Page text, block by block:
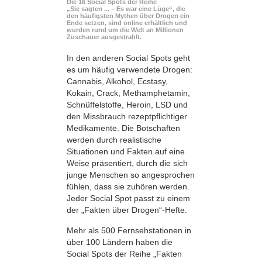
Die 16 Social Spots der Reihe
„Sie sagten ... – Es war eine Lüge“, die
den häufigsten Mythen über Drogen ein
Ende setzen, sind online erhältlich und
wurden rund um die Welt an Millionen
Zuschauer ausgestrahlt.
In den anderen Social Spots geht
es um häufig verwendete Drogen:
Cannabis, Alkohol, Ecstasy,
Kokain, Crack, Methamphetamin,
Schnüffelstoffe, Heroin, LSD und
den Missbrauch rezeptpflichtiger
Medikamente. Die Botschaften
werden durch realistische
Situationen und Fakten auf eine
Weise präsentiert, durch die sich
junge Menschen so angesprochen
fühlen, dass sie zuhören werden.
Jeder Social Spot passt zu einem
der „Fakten über Drogen“-Hefte.
Mehr als 500 Fernsehstationen in
über 100 Ländern haben die
Social Spots der Reihe „Fakten